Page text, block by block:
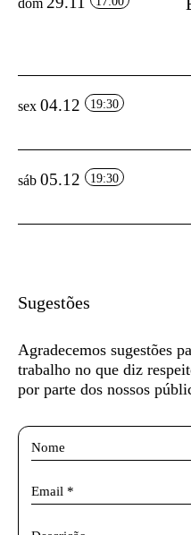
dom
sex 04.12 19:30
sáb 05.12 19:30
Sugestões
Agradecemos sugestões
trabalho no que diz
por parte dos nossos